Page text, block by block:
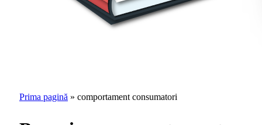
Prima pagină » comportament consumatori